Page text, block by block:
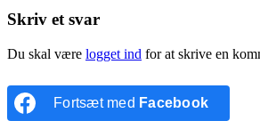
Skriv et svar
Du skal være logget ind for at skrive en
Fortsæt med Facebook